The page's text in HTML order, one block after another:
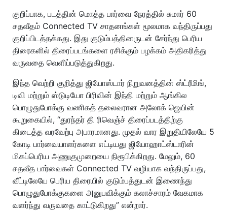
குறிப்பாக, படத்தின் மொத்த பார்வை நேரத்தில் சுமார் 60
சதவீதம் Connected TV சாதனங்கள் மூலமாக வந்திருப்பது
குறிப்பிடத்தக்கது. இது குடும்பத்தினருடன் சேர்ந்து பெரிய
திரைகளில் திரைப்படங்களை ரசிக்கும் பழக்கம் அதிகரித்து
வருவதை வெளிப்படுத்துகிறது.
இந்த வெற்றி குறித்து ஜியோஸ்டார் நிறுவனத்தின் ஸ்ட்ரீமிங்,
டிவி மற்றும் ஸ்டுடியோ பிரிவின் இந்தி மற்றும் ஆங்கில
பொழுதுபோக்கு வணிகத் தலைவரான அலோக் ஜெயின்
கூறுகையில், “துரந்தர் தி ரிவெஞ்ச் திரைப்படத்திற்கு
கிடைத்த வரவேற்பு அபாரமானது. முதல் வார இறுதியிலேயே 5
கோடி பார்வையாளர்களை எட்டியது ஜியோஹாட்ஸ்டாரின்
மிகப்பெரிய அணுகுமுறையை நிரூபிக்கிறது. மேலும், 60
சதவீத பார்வைகள் Connected TV வழியாக வந்திருப்பது,
வீட்டிலேயே பெரிய திரையில் குடும்பத்துடன் இணைந்து
பொழுதுபோக்குகளை அனுபவிக்கும் கலாச்சாரம் வேகமாக
வளர்ந்து வருவதை காட்டுகிறது” என்றார்.